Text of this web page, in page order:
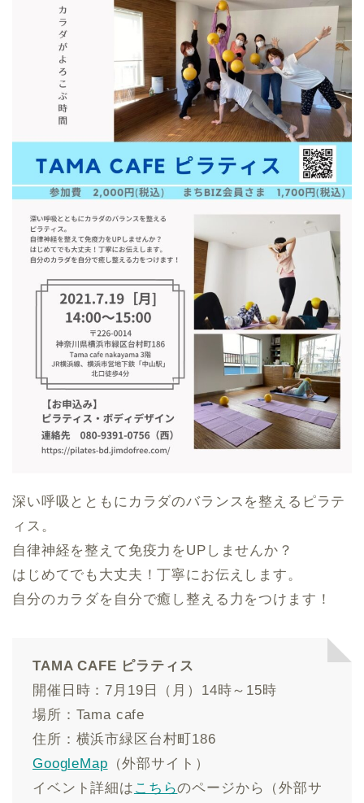
深い呼吸とともにカラダのバランスを整えるピラテ
ィス。
自律神経を整えて免疫力をUPしませんか？
はじめてでも大丈夫！丁寧にお伝えします。
自分のカラダを自分で癒し整える力をつけます！
TAMA CAFE ピラティス
開催日時：7月19日（月）14時～15時
場所：Tama cafe
住所：横浜市緑区台村町186
GoogleMap （外部サイト）
イベント詳細は こちらのページから（外部サ